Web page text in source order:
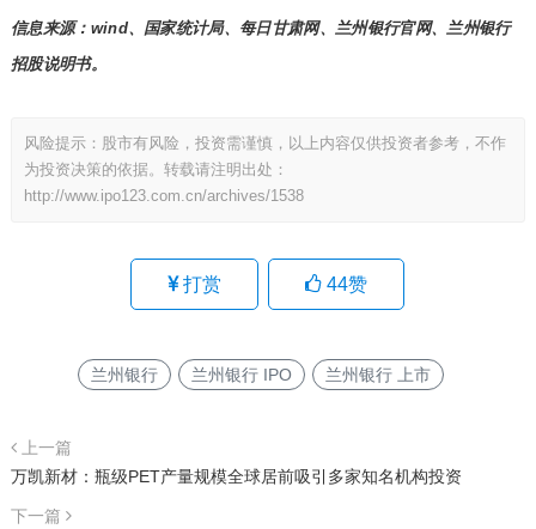
信息来源：wind、国家统计局、每日甘肃网、兰州银行官网、兰州银行
招股说明书。
风险提示：股市有风险，投资需谨慎，以上内容仅供投资者参考，不作
为投资决策的依据。转载请注明出处：
http://www.ipo123.com.cn/archives/1538
打赏 44赞
兰州银行 兰州银行 IPO 兰州银行 上市
上一篇
万凯新材：瓶级PET产量规模全球居前吸引多家知名机构投资
下一篇